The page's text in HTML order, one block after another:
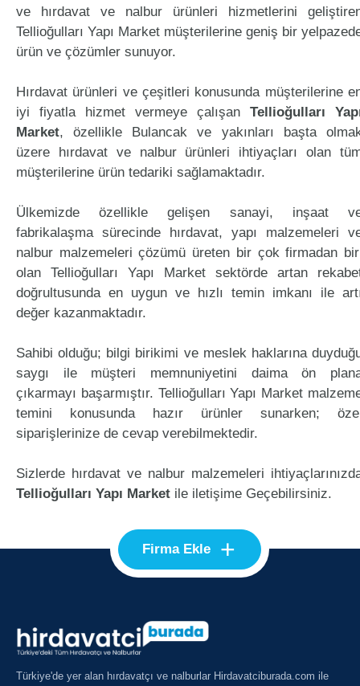
ve hırdavat ve nalbur ürünleri hizmetlerini
Tellioğulları Yapı Market müşterilerine geniş bir
ürün ve çözümler sunuyor.
Hırdavat ürünleri ve çeşitleri konusunda müşterilerine
iyi fiyatla hizmet vermeye çalışan Tellioğulları
Market, özellikle Bulancak ve yakınları başta
üzere hırdavat ve nalbur ürünleri ihtiyaçları olan
müşterilerine ürün tedariki sağlamaktadır.
Ülkemizde özellikle gelişen sanayi, inşaat
fabrikalaşma sürecinde hırdavat, yapı malzemeleri
nalbur malzemeleri çözümü üreten bir çok firmadan
olan Tellioğulları Yapı Market sektörde artan
doğrultusunda en uygun ve hızlı temin imkanı ile
değer kazanmaktadır.
Sahibi olduğu; bilgi birikimi ve meslek haklarına
saygı ile müşteri memnuniyetini daima ön
çıkarmayı başarmıştır. Tellioğulları Yapı Market
temini konusunda hazır ürünler sunarken;
siparişlerinize de cevap verebilmektedir.
Sizlerde hırdavat ve nalbur malzemeleri
Tellioğulları Yapı Market ile iletişime Geçebilirsiniz.
Firma Ekle +
Türkiye'de yer alan hırdavatçı ve nalburlar Hirdavatciburada.com ile